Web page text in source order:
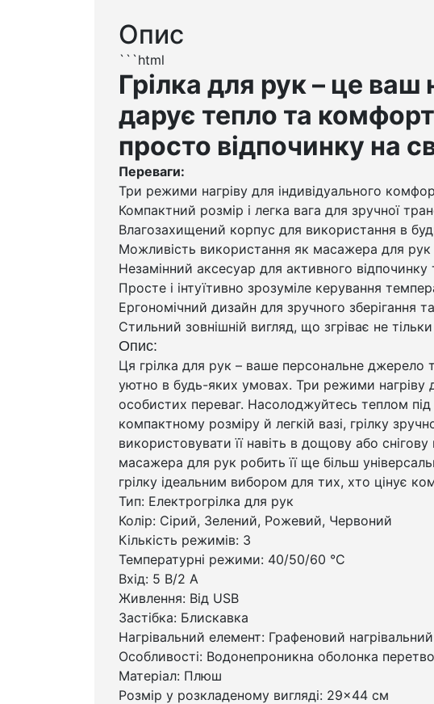
Опис
```html
Грілка для рук – це
дарує тепло та
просто відпочинку на
Переваги:
Три режими нагріву для індивідуального
Компактний розмір і легка вага для зручної
Влагозахищений корпус для використання в
Можливість використання як масажера для рук
Незамінний аксесуар для активного
Просте і інтуїтивно зрозуміле керування
Ергономічний дизайн для зручного зберігання
Стильний зовнішній вигляд, що згріває не
Опис:
Ця грілка для рук – ваше персональне
уютно в будь-яких умовах. Три режими нагріву
особистих переваг. Насолоджуйтесь теплом
компактному розміру й легкій вазі, грілку
використовувати її навіть в дощову або
масажера для рук робить її ще більш
грілку ідеальним вибором для тих, хто цінує
Тип: Електрогрілка для рук
Колір: Сірий, Зелений, Рожевий, Червоний
Кількість режимів: 3
Температурні режими: 40/50/60 °С
Вхід: 5 В/2 А
Живлення: Від USB
Застібка: Блискавка
Нагрівальний елемент: Графеновий
Особливості: Водонепроникна оболонка
Матеріал: Плюш
Розмір у розкладеному вигляді: 29×44 см